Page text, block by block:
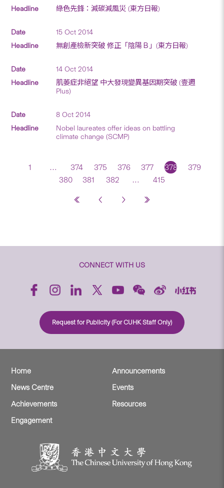
綠色先鋒：減碳減風災 (東方日報)
15 Oct 2014
無創產檢新突破 修正「陰陽Ｂ」(東方日報)
14 Oct 2014
肌萎症非絕望 中大發現變異基因期突破 (壹週
Plus)
8 Oct 2014
Nobel laureates offer ideas on battling
climate change (SCMP)
1 … 374 375 376 377 378
379
380
381 382 … 415
CONNECT WITH US
Request for Publicity (For CUHK Staff Only)
Home
Announcements
News Centre
Events
Achievements
Resources
Engagement